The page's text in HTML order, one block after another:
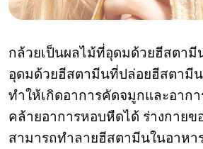
Can you eat bananas during a
กล้วยเป็นผลไม้ที่อุดมด้วยฮีสตา
อุดมด้วยฮีสตามีนที่ปล่อยฮีสตามีน
ทำให้เกิดอาการคัดจมูกและอากา
คล้ายอาการหอบหืดได้ ร่างกายข
สามารถทำลายฮีสตามีนในอาหา